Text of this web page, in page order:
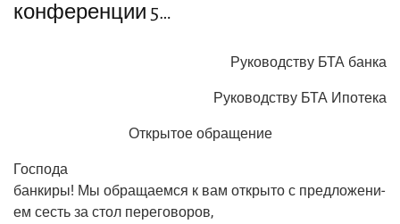
конференции 5…
Руко­вод­ству БТА банка
Руко­вод­ству БТА Ипотека
Откры­тое обращение
Гос­по­да
бан­ки­ры! Мы обра­ща­ем­ся к вам откры­то с пред­ло­же­ни­
ем сесть за стол переговоров,